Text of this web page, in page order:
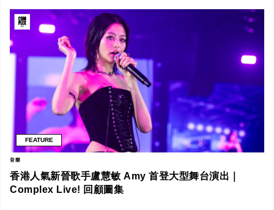
FEATURE
音樂
香港人氣新晉歌手盧慧敏 Amy 首登大型舞台演出｜
Complex Live! 回顧圖集